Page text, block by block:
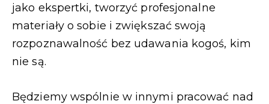
jako ekspertki, tworzyć profesjonalne
materiały o sobie i zwiększać swoją
rozpoznawalność bez udawania kogoś, kim
nie są.
Będziemy wspólnie w innymi pracować nad